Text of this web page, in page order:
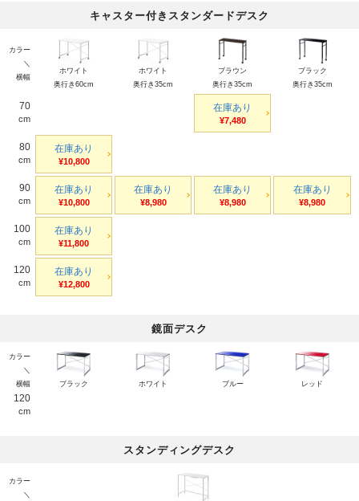
キャスター付きスタンダードデスク
カラー
＼
横幅
ホワイト
奥行き60cm
ホワイト
奥行き35cm
ブラウン
奥行き35cm
ブラック
奥行き35cm
70
cm
在庫あり
¥7,480
80
cm
在庫あり
¥10,800
90
cm
在庫あり
¥10,800
在庫あり
¥8,980
在庫あり
¥8,980
在庫あり
¥8,980
100
cm
在庫あり
¥11,800
120
cm
在庫あり
¥12,800
鏡面デスク
カラー
＼
横幅
ブラック ホワイト ブルー レッド
120
cm
スタンディングデスク
カラー
＼